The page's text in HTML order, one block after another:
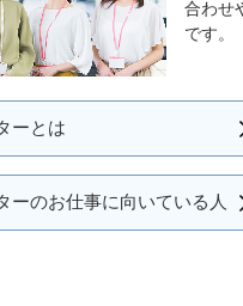
合わせ
です。
ーとは
ーのお仕事に向いている人